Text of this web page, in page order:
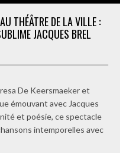
THÉÂTRE DE LA VILLE :
JACQUES BREL
De Keersmaeker et
émouvant avec Jacques
et poésie, ce spectacle
intemporelles avec